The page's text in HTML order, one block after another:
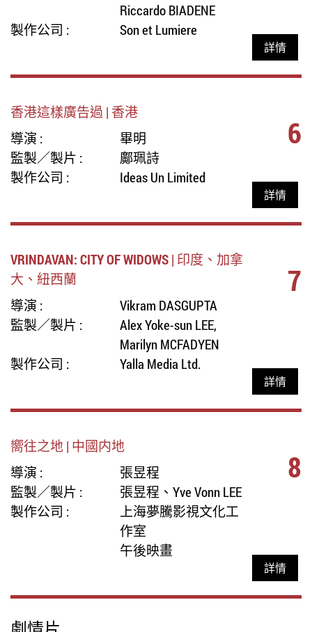
Riccardo BIADENE
製作公司 :
Son et Lumiere
詳情
香港這樣廣告過 | 香港
導演 :
畢明
監製／製片 :
鄺珮詩
製作公司 :
Ideas Un Limited
6
詳情
VRINDAVAN: CITY OF WIDOWS | 印度、加拿
大、紐西蘭
導演 :
Vikram DASGUPTA
監製／製片 :
Alex Yoke-sun LEE,
Marilyn MCFADYEN
製作公司 :
Yalla Media Ltd.
7
詳情
嚮往之地 | 中國内地
導演 :
張昱程
監製／製片 :
張昱程、Yve Vonn LEE
製作公司 :
上海夢騰影視文化工
作室
午後映畫
8
詳情